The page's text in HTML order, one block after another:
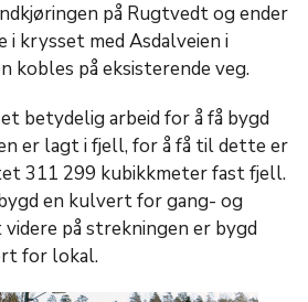
på Rugtvedt og ender
i krysset med Asdalveien i
kobles på eksisterende veg.
betydelig arbeid for å få bygd
er lagt i fjell, for å få til dette er
311 299 kubikkmeter fast fjell.
en kulvert for gang- og
på strekningen er bygd
for lokal.